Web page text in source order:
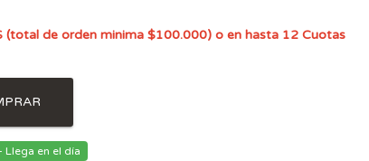
(total de orden minima $100.000) o en hasta 12 Cuotas
Llega en el día